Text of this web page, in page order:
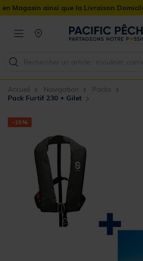
ainsi que la Livraison Domicile offerte
Accueil Navigation
Packs
Pack Furtif 230 + Gilet
-15%